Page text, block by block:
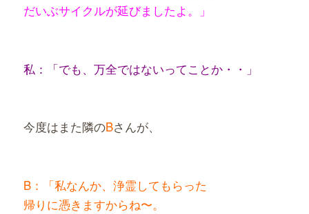
だいぶサイクルが延びましたよ。」
私：「でも、万全ではないってことか・・」
今度はまた隣のBさんが、
B：「私なんか、浄霊してもらった
帰りに憑きますからね〜。